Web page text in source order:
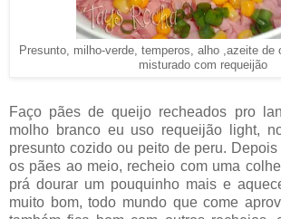
Presunto, milho-verde, temperos, alho ,azeite de
misturado com requeijão
Faço pães de queijo recheados pro
molho branco eu uso requeijão light,
presunto cozido ou peito de peru.
os pães ao meio, recheio com uma
prá dourar um pouquinho mais e
muito bom, todo mundo que come